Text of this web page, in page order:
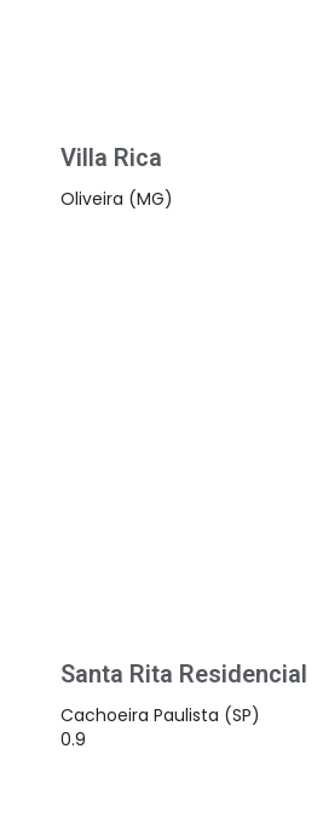
Villa Rica
Oliveira (MG)
Santa Rita Residencial
Cachoeira Paulista (SP)